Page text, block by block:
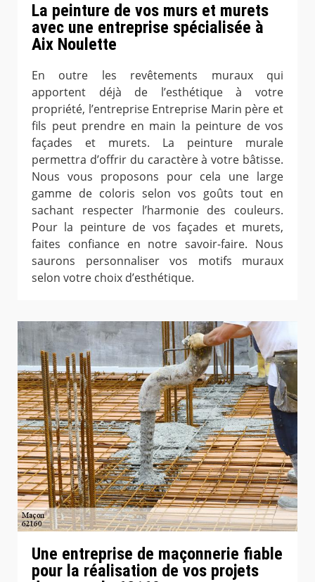
La peinture de vos murs et murets
avec une entreprise spécialisée à
Aix Noulette
En outre les revêtements muraux qui
apportent déjà de l’esthétique à votre
propriété, l’entreprise Entreprise Marin père et
fils peut prendre en main la peinture de vos
façades et murets. La peinture murale
permettra d’offrir du caractère à votre bâtisse.
Nous vous proposons pour cela une large
gamme de coloris selon vos goûts tout en
sachant respecter l’harmonie des couleurs.
Pour la peinture de vos façades et murets,
faites confiance en notre savoir-faire. Nous
saurons personnaliser vos motifs muraux
selon votre choix d’esthétique.
Une entreprise de maçonnerie fiable
pour la réalisation de vos projets